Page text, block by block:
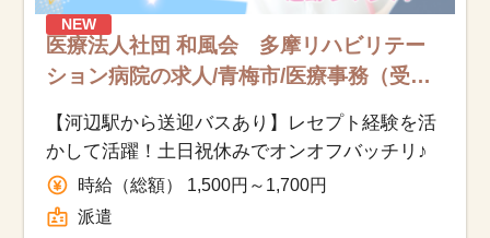
NEW
医療法人社団 和風会 多摩リハビリテー
ション病院の求人/青梅市/医療事務（受
【河辺駅から送迎バスあり】レセプト経験を活
かして活躍！土日祝休みでオンオフバッチリ♪
時給（総額） 1,500円～1,700円
派遣